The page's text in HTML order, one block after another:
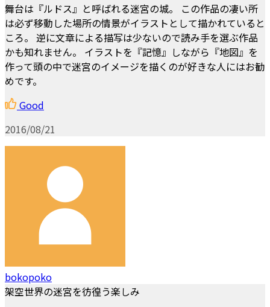
舞台は『ルドス』と呼ばれる迷宮の城。 この作品の凄い所
は必ず移動した場所の情景がイラストとして描かれていると
ころ。 逆に文章による描写は少ないので読み手を選ぶ作品
かも知れません。 イラストを『記憶』しながら『地図』を
作って頭の中で迷宮のイメージを描くのが好きな人にはお勧
めです。
Good
2016/08/21
bokopoko
架空世界の迷宮を彷徨う楽しみ